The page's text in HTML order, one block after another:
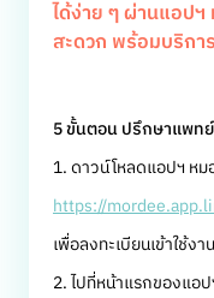
ได้ง่าย ๆ ผ่านแอป
สะดวก พร้อมบริกา
5 ขั้นตอน ปรึกษาแพท
1. ดาวน์โหลดแอปฯ ห
https://
เพื่อลงทะเบียนเข้าใช้งาน
2. ไปที่หน้าแรกของแอ